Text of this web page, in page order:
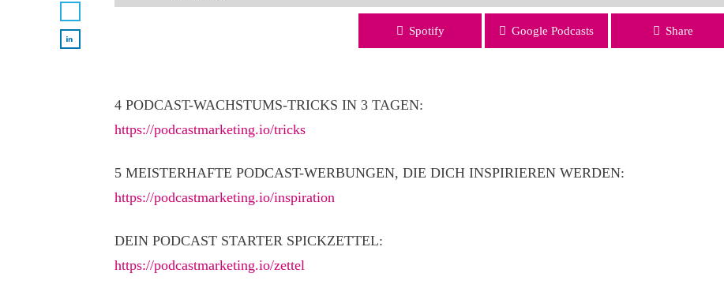
So schnurrst du wie ein Kätzchen | 5. TÜRCHEN ADVENTSKALENDER
Spotify Google Podcasts Share
4 PODCAST-WACHSTUMS-TRICKS IN 3 TAGEN:
https://podcastmarketing.io/tricks
5 MEISTERHAFTE PODCAST-WERBUNGEN, DIE DICH INSPIRIEREN WERDEN:
https://podcastmarketing.io/inspiration
DEIN PODCAST STARTER SPICKZETTEL:
https://podcastmarketing.io/zettel